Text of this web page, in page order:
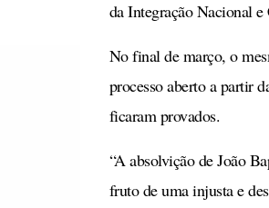
da Integração Nacional
No final de março, o
processo aberto a partir
ficaram provados.
“A absolvição de João
fruto de uma injusta e